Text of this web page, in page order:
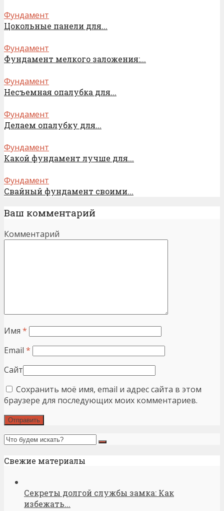
Фундамент
Цокольные панели для...
Фундамент
Фундамент мелкого заложения:...
Фундамент
Несъемная опалубка для...
Фундамент
Делаем опалубку для...
Фундамент
Какой фундамент лучше для...
Фундамент
Свайный фундамент своими...
Ваш комментарий
Комментарий
Имя *
Email *
Сайт
Сохранить моё имя, email и адрес сайта в этом
браузере для последующих моих комментариев.
Свежие материалы
Секреты долгой службы замка: Как
избежать...